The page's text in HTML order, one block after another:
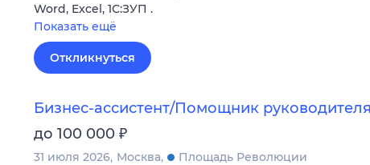
Word, Excel, 1С:ЗУП .
Показать ещё
Откликнуться
Бизнес-ассистент/Помощник руководителя
до 100 000 ₽
31 июля 2026 Москва
Площадь Революции